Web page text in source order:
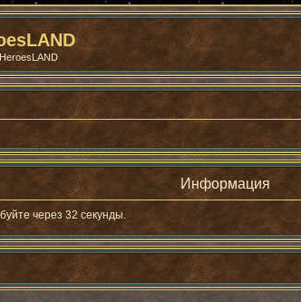
Информация
через 32 секунды.